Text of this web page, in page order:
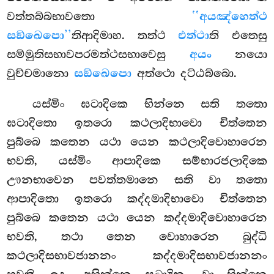
වත්තබ්බභාවතො ‘‘අයඤ්හෙත්ථ
සඞ්ඛෙපො’’තිආදිමාහ. තත්ථඑත්ථාති එතෙසු
සම්මුතිසභාවපරමත්ථසභාවෙසු අයංනයො
වුච්චමානොසඞ්ඛෙපො අත්ථො දට්ඨබ්බො.
යස්මිං ඝටාදිකෙ භින්නෙ සති තතො
ඝටාදිතො ඉතරො කථලාදිභාවො චිත්තෙන
පුබ්බෙ කතෙන යථා යෙන කථලාදිවොහාරෙන
භවති, යස්මිං ආපාදිකෙ සම්භාරජලාදිකෙ
ඌනභාවෙන පවත්තමානෙ සති වා තතො
ආපාදිතො ඉතරො කද්දමාදිභාවො චිත්තෙන
පුබ්බෙ කතෙන යථා යෙන කද්දමාදිවොහාරෙන
භවති, තථා තෙන වොහාරෙන බුද්ධි
කථලාදිසභාවජානනං කද්දමාදිසභාවජානනං